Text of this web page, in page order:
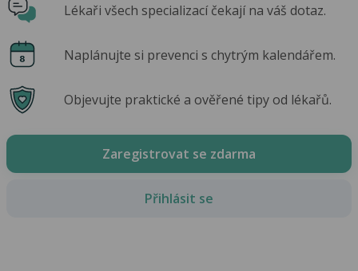
Lékaři všech specializací čekají na váš dotaz.
Naplánujte si prevenci s chytrým kalendářem.
Objevujte praktické a ověřené tipy od lékařů.
Zaregistrovat se zdarma
Přihlásit se